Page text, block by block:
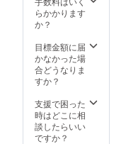
らかかります
か？
目標金額に届
かなかった場
合どうなりま
すか？
支援で困った
時はどこに相
談したらいい
ですか？